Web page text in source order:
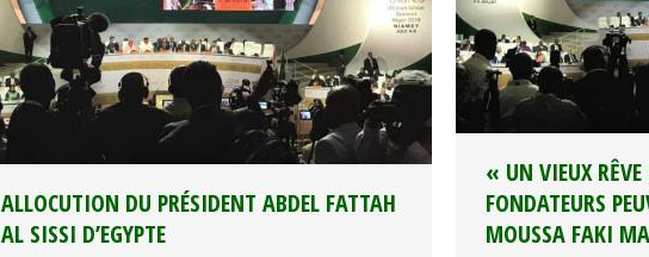
« UN VIEUX RÊVE
FONDATEURS
MOUSSA FAKI
ALLOCUTION DU PRÉSIDENT ABDEL FATTAH
AL SISSI D’EGYPTE